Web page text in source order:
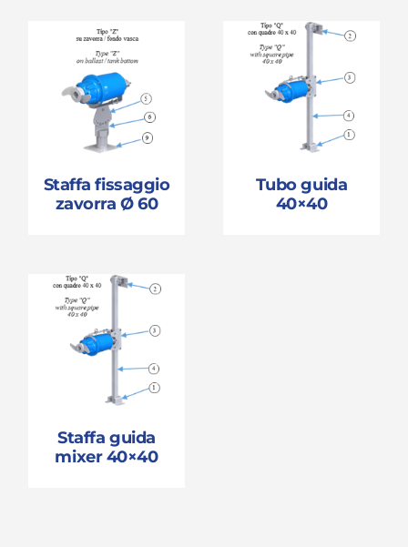
Staffa fissaggio
zavorra Ø 60
Tubo guida
40×40
Staffa guida
mixer 40×40